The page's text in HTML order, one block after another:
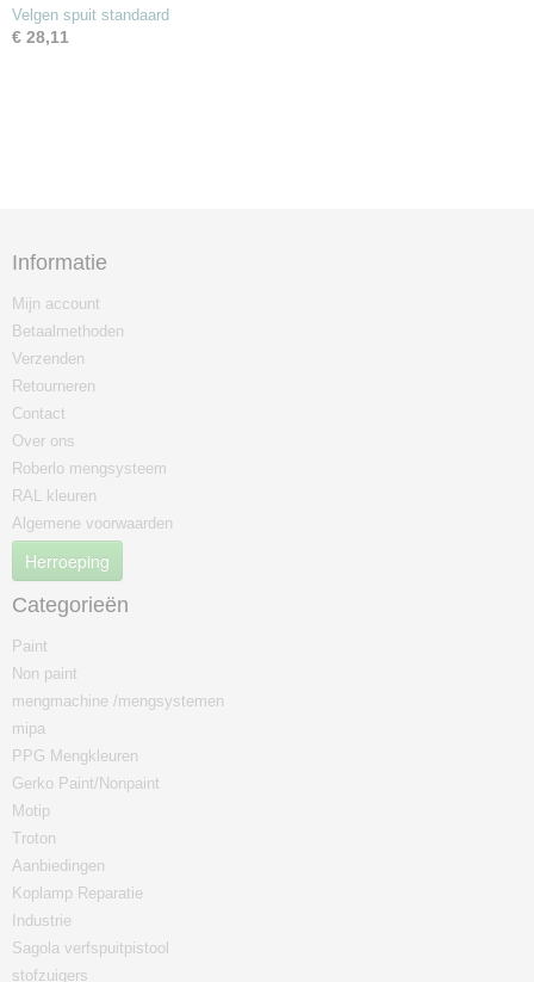
Velgen spuit standaard
€ 28,11
Informatie
Mijn account
Betaalmethoden
Verzenden
Retourneren
Contact
Over ons
Roberlo mengsysteem
RAL kleuren
Algemene voorwaarden
Herroeping
Categorieën
Paint
Non paint
mengmachine /mengsystemen
mipa
PPG Mengkleuren
Gerko Paint/Nonpaint
Motip
Troton
Aanbiedingen
Koplamp Reparatie
Industrie
Sagola verfspuitpistool
stofzuigers